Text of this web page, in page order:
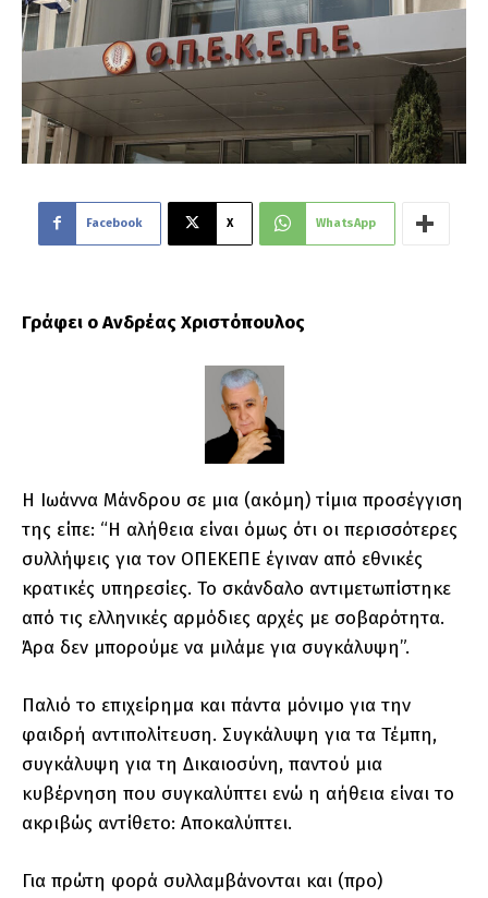
Facebook X WhatsApp
Γράφει ο Ανδρέας Χριστόπουλος
Η Ιωάννα Μάνδρου σε μια (ακόμη) τίμια προσέγγιση
της είπε: “Η αλήθεια είναι όμως ότι οι περισσότερες
συλλήψεις για τον ΟΠΕΚΕΠΕ έγιναν από εθνικές
κρατικές υπηρεσίες. Το σκάνδαλο αντιμετωπίστηκε
από τις ελληνικές αρμόδιες αρχές με σοβαρότητα.
Άρα δεν μπορούμε να μιλάμε για συγκάλυψη”.
Παλιό το επιχείρημα και πάντα μόνιμο για την
φαιδρή αντιπολίτευση. Συγκάλυψη για τα Τέμπη,
συγκάλυψη για τη Δικαιοσύνη, παντού μια
κυβέρνηση που συγκαλύπτει ενώ η αήθεια είναι το
ακριβώς αντίθετο: Αποκαλύπτει.
Για πρώτη φορά συλλαμβάνονται και (προ)